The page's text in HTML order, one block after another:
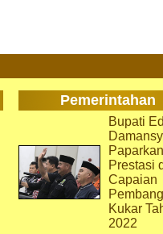
Pemerintahan
Bupati
Paparkan
Prestasi
Capaian
Kukar
2022